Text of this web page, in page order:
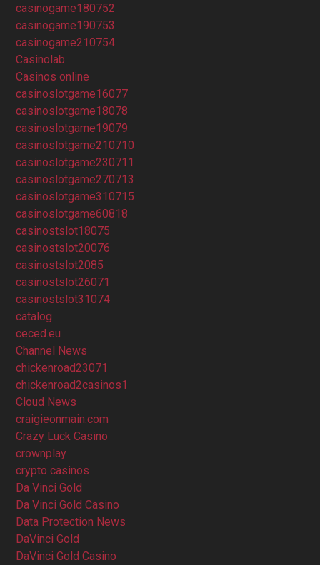
casinogame180752
casinogame190753
casinogame210754
Casinolab
Casinos online
casinoslotgame16077
casinoslotgame18078
casinoslotgame19079
casinoslotgame210710
casinoslotgame230711
casinoslotgame270713
casinoslotgame310715
casinoslotgame60818
casinostslot18075
casinostslot20076
casinostslot2085
casinostslot26071
casinostslot31074
catalog
ceced.eu
Channel News
chickenroad23071
chickenroad2casinos1
Cloud News
craigieonmain.com
Crazy Luck Casino
crownplay
crypto casinos
Da Vinci Gold
Da Vinci Gold Casino
Data Protection News
DaVinci Gold
DaVinci Gold Casino